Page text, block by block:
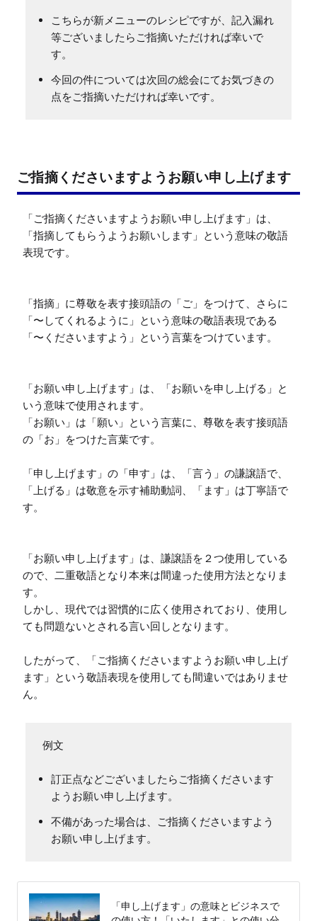
こちらが新メニューのレシピですが、記入漏れ
等ございましたらご指摘いただければ幸いで
す。
今回の件については次回の総会にてお気づきの
点をご指摘いただければ幸いです。
ご指摘くださいますようお願い申し上げます
「ご指摘くださいますようお願い申し上げます」は、
「指摘してもらうようお願いします」という意味の敬語
表現です。
「指摘」に尊敬を表す接頭語の「ご」をつけて、さらに
「〜してくれるように」という意味の敬語表現である
「〜くださいますよう」という言葉をつけています。
「お願い申し上げます」は、「お願いを申し上げる」と
いう意味で使用されます。
「お願い」は「願い」という言葉に、尊敬を表す接頭語
の「お」をつけた言葉です。
「申し上げます」の「申す」は、「言う」の謙譲語で、
「上げる」は敬意を示す補助動詞、「ます」は丁寧語で
す。
「お願い申し上げます」は、謙譲語を２つ使用している
ので、二重敬語となり本来は間違った使用方法となりま
す。
しかし、現代では習慣的に広く使用されており、使用し
ても問題ないとされる言い回しとなります。
したがって、「ご指摘くださいますようお願い申し上げ
ます」という敬語表現を使用しても間違いではありませ
ん。
訂正点などございましたらご指摘くださいます
ようお願い申し上げます。
不備があった場合は、ご指摘くださいますよう
お願い申し上げます。
「申し上げます」の意味とビジネスで